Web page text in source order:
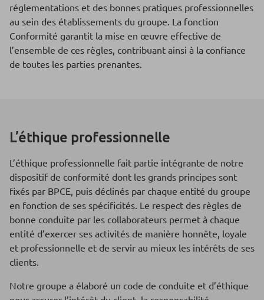
réglementations et des bonnes pratiques professionnelles
au sein des établissements du groupe. La fonction
Conformité garantit la mise en œuvre effective de
l’ensemble de ces règles, contribuant ainsi à la confiance
de toutes les parties prenantes.
L’éthique professionnelle
L’éthique professionnelle fait partie intégrante de notre
dispositif de conformité dont les grands principes sont
fixés par BPCE, puis déclinés par chaque entité du groupe
en fonction de ses spécificités. Le respect des règles de
bonne conduite par les collaborateurs permet à chaque
entité d’exercer ses activités de manière honnête, loyale
et professionnelle et de servir au mieux les intérêts de ses
clients.
Notre groupe a élaboré un code de conduite et d’éthique